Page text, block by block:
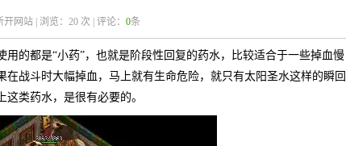
网站 | 浏览： 20 次 | 评论： 0条
的都是“小药”，也就是阶段性回复的药水，比较适合于一些掉血慢
在战斗时大幅掉血，马上就有生命危险，就只有太阳圣水这样的瞬回
类药水，是很有必要的。